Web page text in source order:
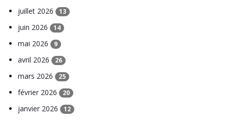
juillet 2026 13
juin 2026 14
mai 2026 9
avril 2026 26
mars 2026 25
février 2026 20
janvier 2026 12